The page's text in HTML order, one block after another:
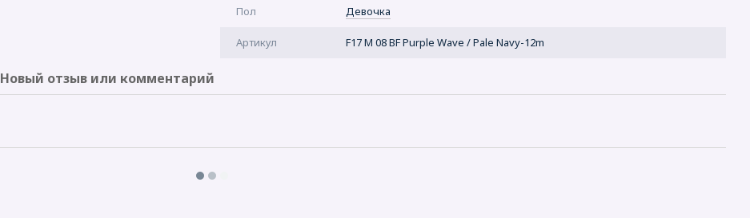
Пол Девочка
Артикул F17 M 08 BF Purple Wave / Pale Navy-12m
Новый отзыв или комментарий